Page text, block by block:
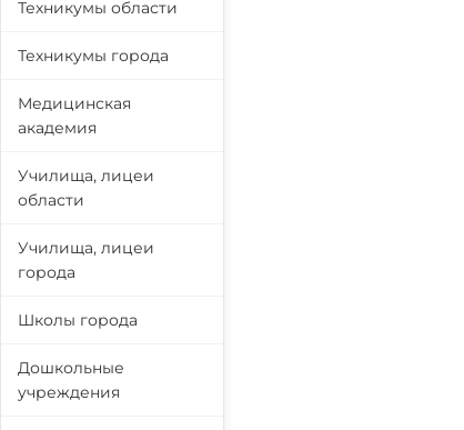
Техникумы области
Техникумы города
Медицинская
академия
Училища, лицеи
области
Училища, лицеи
города
Школы города
Дошкольные
учреждения